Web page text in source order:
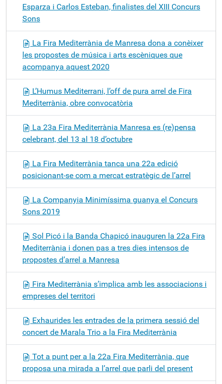
Esparza i Carlos Esteban, finalistes del XIII Concurs
Sons
La Fira Mediterrània de Manresa dona a conèixer
les propostes de música i arts escèniques que
acompanya aquest 2020
L’Humus Mediterrani, l’off de pura arrel de Fira
Mediterrània, obre convocatòria
La 23a Fira Mediterrània Manresa es (re)pensa
celebrant, del 13 al 18 d’octubre
La Fira Mediterrània tanca una 22a edició
posicionant-se com a mercat estratègic de l’arrel
La Companyia Minimíssima guanya el Concurs
Sons 2019
Sol Picó i la Banda Chapicó inauguren la 22a Fira
Mediterrània i donen pas a tres dies intensos de
propostes d’arrel a Manresa
Fira Mediterrània s’implica amb les associacions i
empreses del territori
Exhaurides les entrades de la primera sessió del
concert de Marala Trio a la Fira Mediterrània
Tot a punt per a la 22a Fira Mediterrània, que
proposa una mirada a l’arrel que parli del present